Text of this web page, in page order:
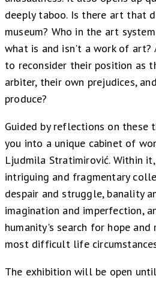
deeply taboo. Is there art that
museum? Who in the art
what is and isn't a work of art?
to reconsider their position as
arbiter, their own prejudices,
produce?
Guided by reflections on these
you into a unique cabinet of
Ljudmila Stratimirović. Within
intriguing and fragmentary
despair and struggle, banality
imagination and imperfection,
humanity's search for hope and
most difficult life
The exhibition will be open